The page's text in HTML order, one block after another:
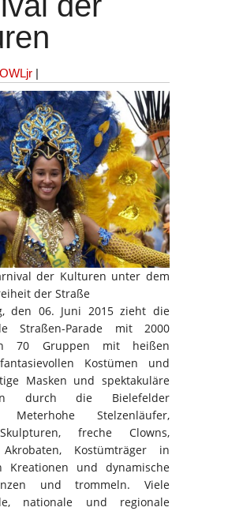
OWLjr |
der Kulturen unter dem
der Straße
den 06. Juni 2015 zieht die
Straßen-Parade mit 2000
70 Gruppen mit heißen
Kostümen und
Masken und spektakuläre
durch die Bielefelder
Meterhohe Stelzenläufer,
freche Clowns,
Akrobaten, Kostümträger in
Kreationen und dynamische
und trommeln. Viele
nationale und regionale